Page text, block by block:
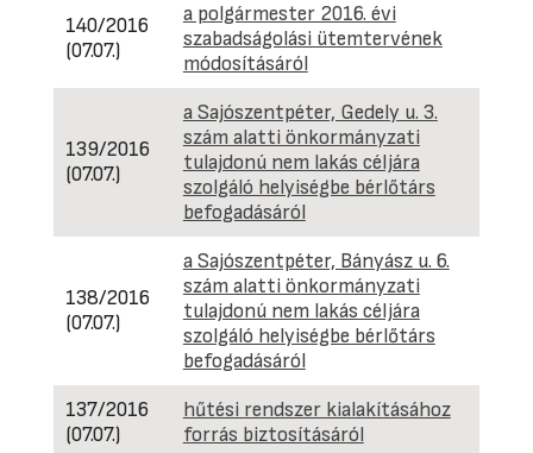
140/2016
(07.07.)
a polgármester 2016. évi
szabadságolási ütemtervének
módosításáról
139/2016
(07.07.)
a Sajószentpéter, Gedely u. 3.
szám alatti önkormányzati
tulajdonú nem lakás céljára
szolgáló helyiségbe bérlőtárs
befogadásáról
138/2016
(07.07.)
a Sajószentpéter, Bányász u. 6.
szám alatti önkormányzati
tulajdonú nem lakás céljára
szolgáló helyiségbe bérlőtárs
befogadásáról
137/2016
(07.07.)
hűtési rendszer kialakításához
forrás biztosításáról